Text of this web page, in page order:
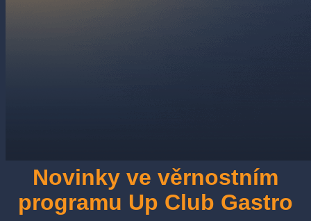
Novinky ve věrnostním
programu Up Club Gastro